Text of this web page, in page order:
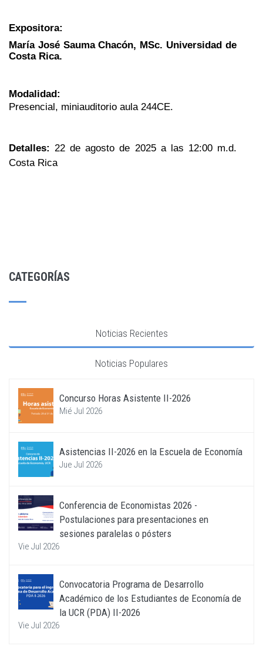
Expositora:
María José Sauma Chacón, MSc. Universidad de
Costa Rica.
Modalidad:
Presencial, miniauditorio aula 244CE.
Detalles: 22 de agosto de 2025 a las 12:00 m.d.
Costa Rica
CATEGORÍAS
Noticias Recientes
Noticias Populares
Concurso Horas Asistente II-2026
Mié Jul 2026
Asistencias II-2026 en la Escuela de Economía
Jue Jul 2026
Conferencia de Economistas 2026 -
Postulaciones para presentaciones en
sesiones paralelas o pósters
Vie Jul 2026
Convocatoria Programa de Desarrollo
Académico de los Estudiantes de Economía de
la UCR (PDA) II-2026
Vie Jul 2026